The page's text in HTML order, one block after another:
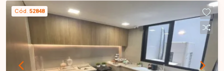
vidro, 02 entradas independentes com portas de
aço eletrônicas, 02 banheiros sociais com
acessibilidade, 01 copa e um amplo espaço
interno, ideal para acomodar diferentes
segmentos comerciais com conforto e
funcionalidade. Esta é uma excelente
Cód. 52848